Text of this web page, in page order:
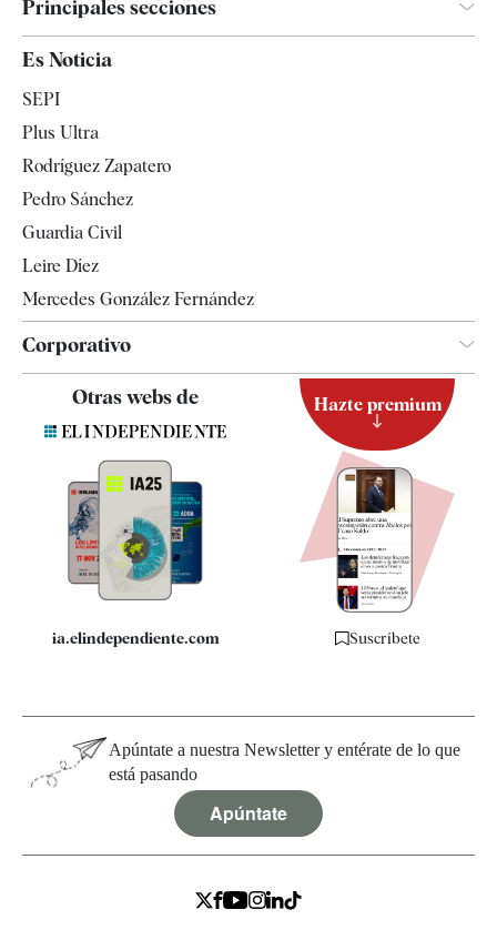
Principales secciones
Televisión
Es Noticia
SEPI
Plus Ultra
Rodríguez Zapatero
Pedro Sánchez
Guardia Civil
Leire Díez
Mercedes González Fernández
Corporativo
Quiénes somos
Especificaciones
Otras webs de
ia.elindependiente.com
Hazte premium
Suscríbete
Apúntate a nuestra Newsletter y entérate de lo que
está pasando
Apúntate